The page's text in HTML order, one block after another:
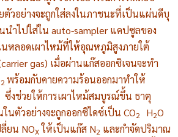
ตัวอย่างจะถูกใส่ลงในภาชนะที่เป็นแผ่นดีบุ
นำไปใส่ใน auto-sampler แคปซูลของ
นหลอดเผาไหม้ที่ให้อุณหภูมิสูงภายใต้
gas) เมื่อผ่านแก๊สออกซิเจนจะทำ
2 พร้อมกับคายความร้อนออกมาทำให้
ซึ่งช่วยให้การเผาไหม้สมบูรณ์ขึ้น ธาตุ
นตัวอย่างจะถูกออกซิไดซ์เป็น CO2 H2O
ยน NOXให้เป็นแก๊ส N2 และกำจัดปริมาณ